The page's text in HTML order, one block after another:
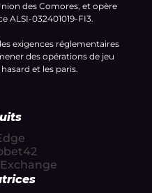
des Comores, et opère
ALSI-032401019-FI3.
exigences réglementaires
des opérations de jeu
et les paris.